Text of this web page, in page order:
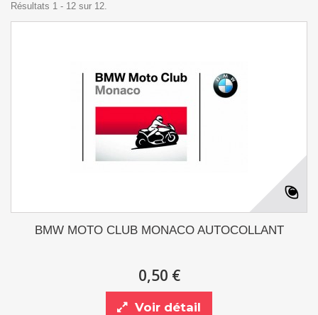
Résultats 1 - 12 sur 12.
BMW MOTO CLUB MONACO AUTOCOLLANT
0,50 €
Voir détail